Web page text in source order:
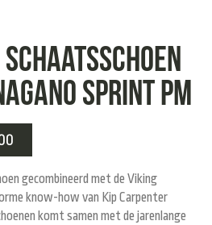
schaatsschoen
Sprint PM
gecombineerd met de Viking
know-how van Kip Carpenter
komt samen met de jarenlange